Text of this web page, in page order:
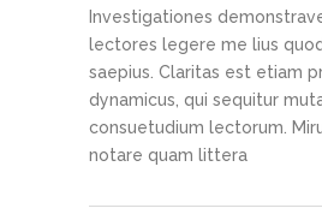
Investigationes
lectores legere me lius
saepius. Claritas est etiam
dynamicus, qui sequitur
consuetudium lectorum.
notare quam littera